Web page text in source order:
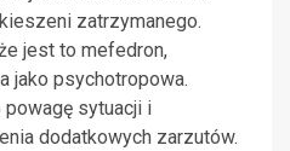
zatrzymanego.
jest to mefedron,
jako psychotropowa.
sytuacji i
dodatkowych zarzutów.